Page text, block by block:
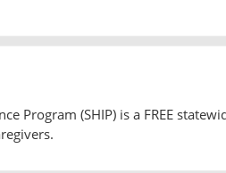
Program (SHIP) is a FREE